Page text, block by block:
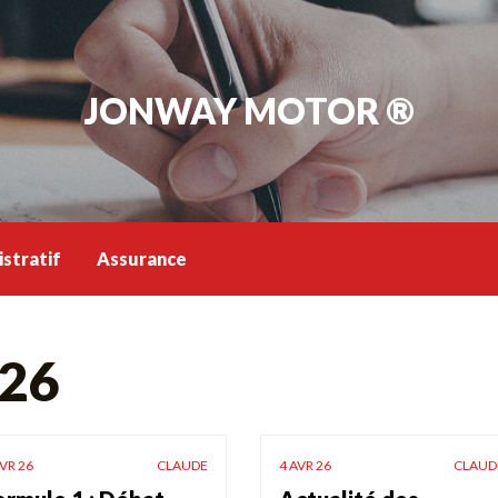
JONWAY MOTOR ®
Assurance
26 CLAUDE 4 AVR 26